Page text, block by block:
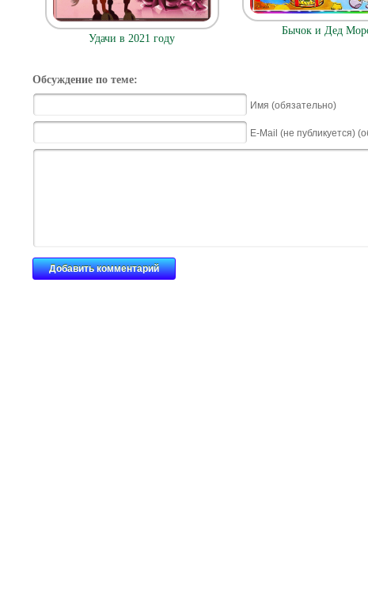
Удачи в 2021 году
Бычок и Дед
Обсуждение по теме:
Имя (обязательно)
E-Mail (не публикуется)